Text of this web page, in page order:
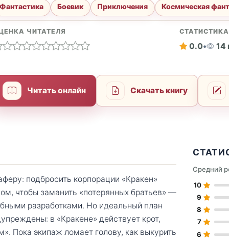
Фантастика Боевик Приключения Космическая
ЧИТАТЕЛЯ СТАТИСТИКА
0.0• 14
Читать онлайн Скачать книгу
подбросить корпорации «Кракен»
чтобы заманить «потерянных братьев» —
разработками. Но идеальный план
в «Кракене» действует крот,
Пока экипаж ломает голову, как выкурить
Средний
10
9
8
7
6